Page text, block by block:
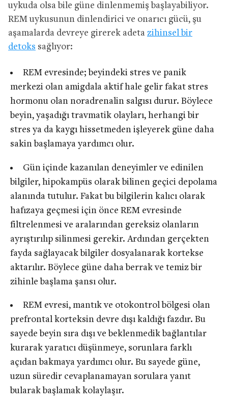
uykuda olsa bile güne dinlenmemiş başlayabiliyor.
REM uykusunun dinlendirici ve onarıcı gücü, şu
aşamalarda devreye girerek adeta zihinsel bir
detoks sağlıyor:
REM evresinde; beyindeki stres ve panik
merkezi olan amigdala aktif hale gelir fakat stres
hormonu olan noradrenalin salgısı durur. Böylece
beyin, yaşadığı travmatik olayları, herhangi bir
stres ya da kaygı hissetmeden işleyerek güne daha
sakin başlamaya yardımcı olur.
Gün içinde kazanılan deneyimler ve edinilen
bilgiler, hipokampüs olarak bilinen geçici depolama
alanında tutulur. Fakat bu bilgilerin kalıcı olarak
hafızaya geçmesi için önce REM evresinde
filtrelenmesi ve aralarından gereksiz olanların
ayrıştırılıp silinmesi gerekir. Ardından gerçekten
fayda sağlayacak bilgiler dosyalanarak kortekse
aktarılır. Böylece güne daha berrak ve temiz bir
zihinle başlama şansı olur.
REM evresi, mantık ve otokontrol bölgesi olan
prefrontal korteksin devre dışı kaldığı fazdır. Bu
sayede beyin sıra dışı ve beklenmedik bağlantılar
kurarak yaratıcı düşünmeye, sorunlara farklı
açıdan bakmaya yardımcı olur. Bu sayede güne,
uzun süredir cevaplanamayan sorulara yanıt
bularak başlamak kolaylaşır.